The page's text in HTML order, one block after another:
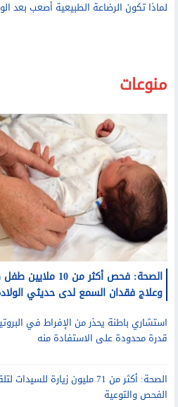
لماذا تكون الرضاعة الطبيعية أصعب بعد
منوعات
الصحة: فحص أكثر
وعلاج فقدان السمع لدى حديثي
استشاري باطنة يحذر من الإفراط في
قدرة محدودة على الاستفادة منه
الصحة: أكثر من 71 مليون زيارة
الفحص والتوعية